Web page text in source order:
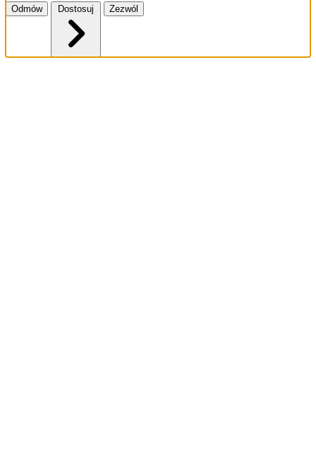
Odmów Zezwól